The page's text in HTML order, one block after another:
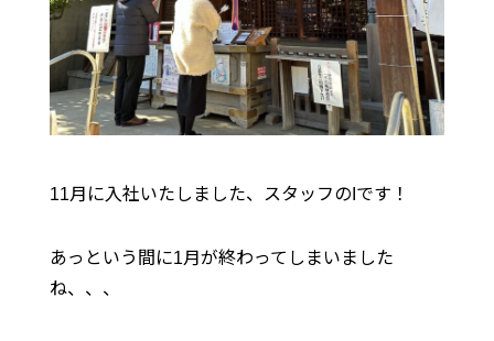
11月に入社いたしました、スタッフのIです！
あっという間に1月が終わってしまいました
ね、、、